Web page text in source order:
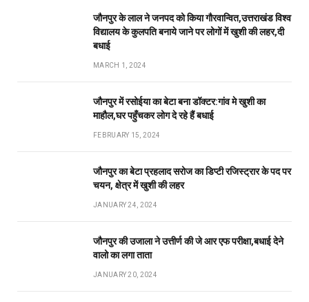
जौनपुर के लाल ने जनपद को किया गौरवान्वित,उत्तराखंड विश्व
विद्यालय के कुलपति बनाये जाने पर लोगों में खुशी की लहर,दी
बधाई
MARCH 1, 2024
जौनपुर में रसोईया का बेटा बना डॉक्टर:गांव मे खुशी का
माहौल,घर पहुँचकर लोग दे रहे हैं बधाई
FEBRUARY 15, 2024
जौनपुर का बेटा प्रहलाद सरोज का डिप्टी रजिस्ट्रार के पद पर
चयन, क्षेत्र में खुशी की लहर
JANUARY 24, 2024
जौनपुर की उजाला ने उत्तीर्ण की जे आर एफ परीक्षा,बधाई देने
वालो का लगा ताता
JANUARY 20, 2024